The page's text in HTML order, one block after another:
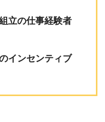
立の仕事経験者
インセンティブ